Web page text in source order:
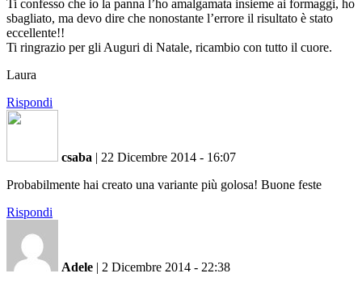
Ti confesso che io la panna l’ho amalgamata insieme ai formaggi, ho
sbagliato, ma devo dire che nonostante l’errore il risultato è stato
eccellente!!
Ti ringrazio per gli Auguri di Natale, ricambio con tutto il cuore.
Laura
Rispondi
csaba | 22 Dicembre 2014 - 16:07
Probabilmente hai creato una variante più golosa! Buone feste
Rispondi
Adele | 2 Dicembre 2014 - 22:38